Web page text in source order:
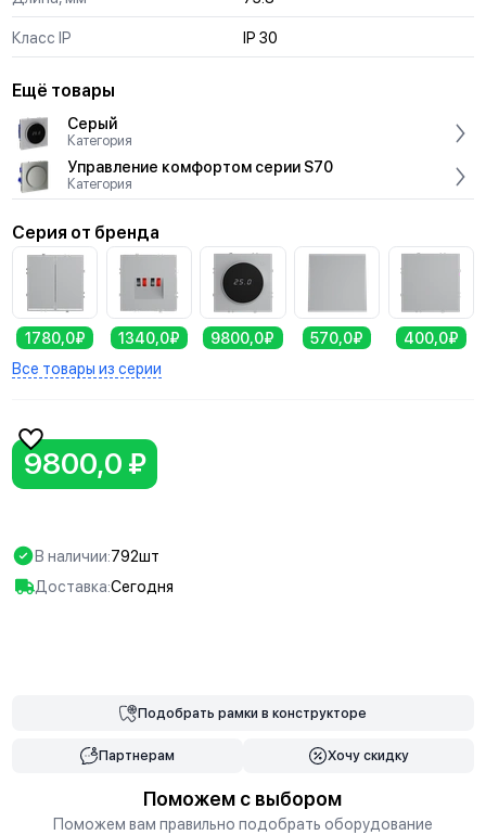
Класс IP IP 30
Ещё товары
Серый
Категория
Управление комфортом серии S70
Категория
Серия от бренда
1780,0₽ 1340,0₽ 9800,0₽ 570,0₽
400,0₽
Все товары из серии
9800,0 ₽
В наличии:792шт
Доставка:Сегодня
Подобрать рамкив конструкторе
Партнерам Хочу скидку
Поможем с выбором
Поможем вам правильно подобрать оборудование